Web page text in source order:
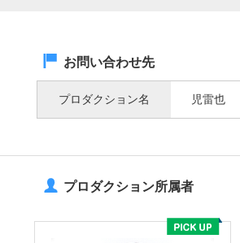
お問い合わせ先
プロダクション名 児雷也
プロダクション所属者